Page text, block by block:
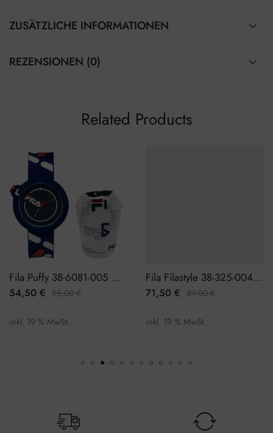
ZUSÄTZLICHE INFORMATIONEN
REZENSIONEN (0)
Related Products
Fila Puffy 38-6081-005 Herrenuhr
54,50 € 95,00€
inkl. 19 % MwSt.
Fila Filastyle 38-325-004 Herrenuhr Chronograph
71,50 € 89,00€
inkl. 19 % MwSt.